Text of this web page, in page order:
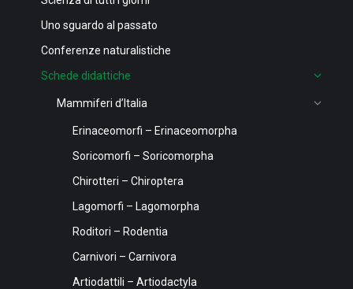
Uno sguardo al passato
Conferenze naturalistiche
Schede didattiche
Mammiferi d’Italia
Erinaceomorfi – Erinaceomorpha
Soricomorfi – Soricomorpha
Chirotteri – Chiroptera
Lagomorfi – Lagomorpha
Roditori – Rodentia
Carnivori – Carnivora
Artiodattili – Artiodactyla